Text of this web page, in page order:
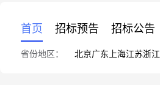
首页 招标预告 招标公告
省份地区： 北京广东 上海江苏浙江